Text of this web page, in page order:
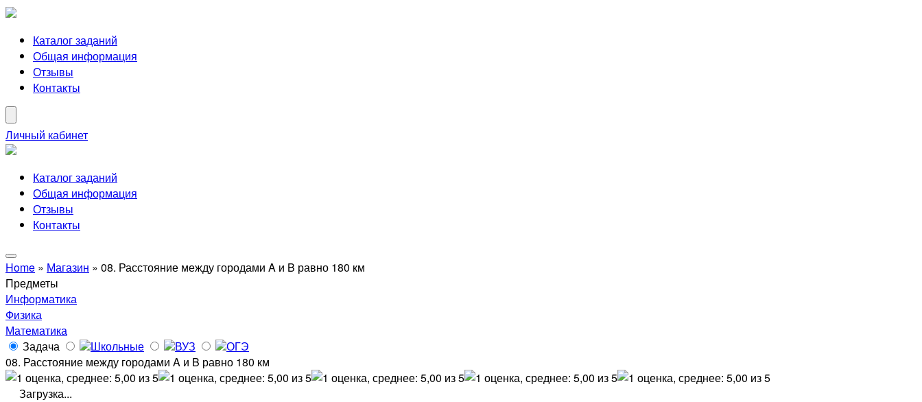
Каталог заданий
Общая информация
Отзывы
Контакты
Личный кабинет
Каталог заданий
Общая информация
Отзывы
Контакты
Home » Магазин » 08. Расстояние между городами A и B равно 180 км
Предметы
Информатика
Физика
Математика
Задача
Школьные ВУЗ
ОГЭ
08. Расстояние между городами A и B равно 180 км
Загрузка...